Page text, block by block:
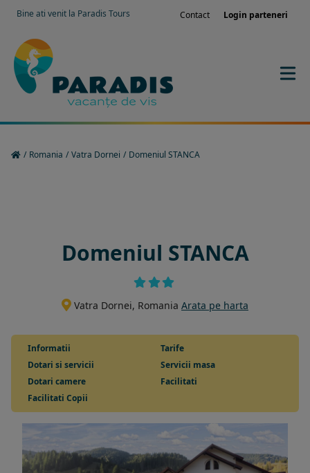
Bine ati venit la Paradis Tours Contact Login parteneri
/ Romania / Vatra Dornei / Domeniul STANCA
Domeniul STANCA
Vatra Dornei, Romania Arata pe harta
Informatii
Tarife
Dotari si servicii
Servicii masa
Dotari camere
Facilitati
Facilitati Copii